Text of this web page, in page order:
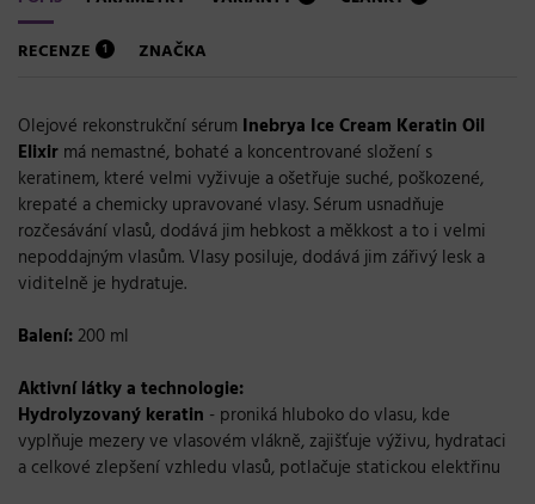
RECENZE 1 ZNAČKA
Olejové rekonstrukční sérum Inebrya Ice Cream Keratin Oil
Elixir má nemastné, bohaté a koncentrované složení s
keratinem, které velmi vyživuje a ošetřuje suché, poškozené,
krepaté a chemicky upravované vlasy. Sérum usnadňuje
rozčesávání vlasů, dodává jim hebkost a měkkost a to i velmi
nepoddajným vlasům. Vlasy posiluje, dodává jim zářivý lesk a
viditelně je hydratuje.
Balení:200 ml
Aktivní látky a technologie:
Hydrolyzovaný keratin - proniká hluboko do vlasu, kde
vyplňuje mezery ve vlasovém vlákně, zajišťuje výživu, hydrataci
a celkové zlepšení vzhledu vlasů, potlačuje statickou elektřinu